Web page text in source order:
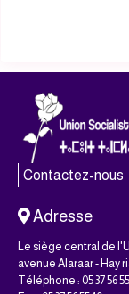
Contactez-nous
Adresse
Le siège central de
avenue Alaraar - Hay
Téléphone : 05 37 56 55